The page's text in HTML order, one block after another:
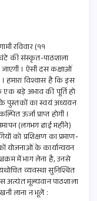
रविवार (११
की संस्कृत-पाठशाला
। ऐसी दस कक्षाओं
विश्वास है कि इस
एक बड़े अभाव की पूर्ति हो
पुस्तकों का स्वयं अध्ययन
ऊर्जा प्राप्त होगी ।
(लगभग ढाई महीने)
को प्रशिक्षण का प्रमाण-
योजनाओं के कार्यान्वयन
में भाग लेना है, उनसे
व्यवस्था सुनिश्चित
अत्यंत मूल्यवान पाठशाला
लाना न भूलें :